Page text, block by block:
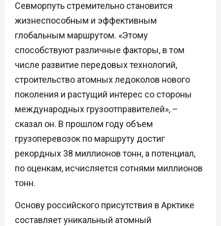
Севморпуть стремительно становится
жизнеспособным и эффективным
глобальным маршрутом. «Этому
способствуют различные факторы, в том
числе развитие передовых технологий,
строительство атомных ледоколов нового
поколения и растущий интерес со стороны
международных грузоотправителей», –
сказал он. В прошлом году объем
грузоперевозок по маршруту достиг
рекордных 38 миллионов тонн, а потенциал,
по оценкам, исчисляется сотнями миллионов
тонн.
Основу российского присутствия в Арктике
составляет уникальный атомный